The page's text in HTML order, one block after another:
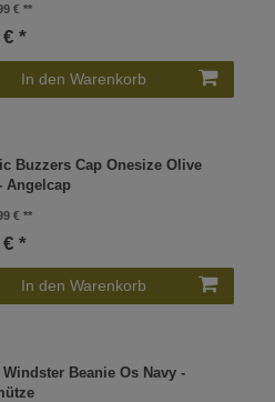
€
€ *
In den Warenkorb
Buzzers Cap Onesize Olive
Angelcap
€
€ *
In den Warenkorb
Beanie Os Navy -